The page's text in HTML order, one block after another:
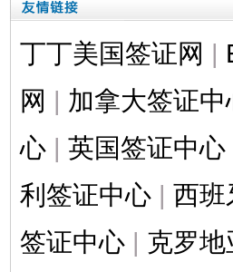
丁丁美国签证网 |
网 | 加拿大签证中
心 | 英国签证中心
利签证中心 | 西班
签证中心 | 克罗